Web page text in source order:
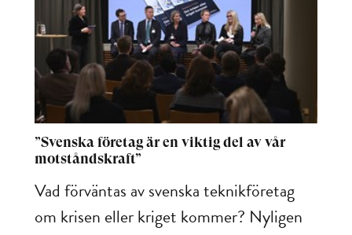
”Svenska företag är en viktig del av vår
motståndskraft”
Vad förväntas av svenska teknikföretag
om krisen eller kriget kommer? Nyligen